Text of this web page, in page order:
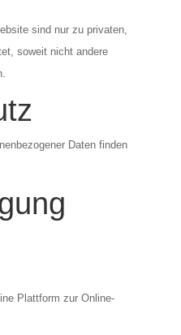
sind nur zu privaten,
soweit nicht andere
Daten finden
Plattform zur Online-